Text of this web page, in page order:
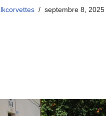
septembre 8, 2025